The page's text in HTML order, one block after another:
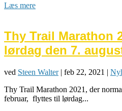
Læs mere
Thy Trail Marathon
lørdag den 7.
ved Steen Walter| feb 22, 2021 |
Thy Trail Marathon 2021, der
februar, flyttes til lørdag...